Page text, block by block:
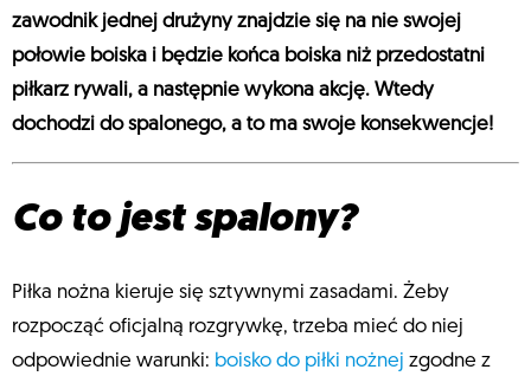
zawodnik jednej drużyny znajdzie się na nie swojej
połowie boiska i będzie końca boiska niż przedostatni
piłkarz rywali, a następnie wykona akcję. Wtedy
dochodzi do spalonego, a to ma swoje konsekwencje!
Co to jest spalony?
Piłka nożna kieruje się sztywnymi zasadami. Żeby
rozpocząć oficjalną rozgrywkę, trzeba mieć do niej
odpowiednie warunki: boisko do piłki nożnej zgodne z